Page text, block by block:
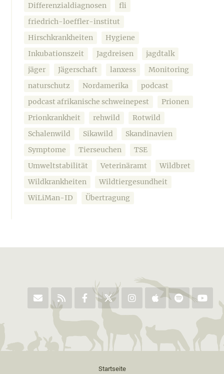
Differenzialdiagnosen
fli
friedrich-loeffler-institut
Hirschkrankheiten
Hygiene
Inkubationszeit
Jagdreisen
jagdtalk
jäger
Jägerschaft lanxess
Monitoring
naturschutz
Nordamerika
podcast
podcast afrikanische schweinepest
Prionen
Prionkrankheit
rehwild
Rotwild
Schalenwild
Sikawild
Skandinavien
Symptome
Tierseuchen
TSE
Umweltstabilität
Veterinäramt
Wildbret
Wildkrankheiten
Wildtiergesundheit
WiLiMan-ID
Übertragung
Startseite